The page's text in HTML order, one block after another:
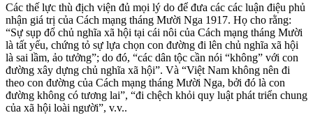
Các thế lực thù địch viện đủ mọi lý do để đưa các các luận điệu phủ
nhận giá trị của Cách mạng tháng Mười Nga 1917. Họ cho rằng:
“Sự sụp đổ chủ nghĩa xã hội tại cái nôi của Cách mạng tháng Mười
là tất yếu, chứng tỏ sự lựa chọn con đường đi lên chủ nghĩa xã hội
là sai lầm, ảo tưởng”; do đó, “các dân tộc cần nói “không” với con
đường xây dựng chủ nghĩa xã hội”. Và “Việt Nam không nên đi
theo con đường của Cách mạng tháng Mười Nga, bởi đó là con
đường không có tương lai”, “đi chệch khỏi quy luật phát triển chung
của xã hội loài người”, v.v..